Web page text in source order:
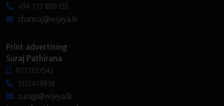
+94 777 880 155
channaj@wijeya.lk
Print advertising
Suraj Pathirana
0772617542
0112479838
surajp@wijeya.lk